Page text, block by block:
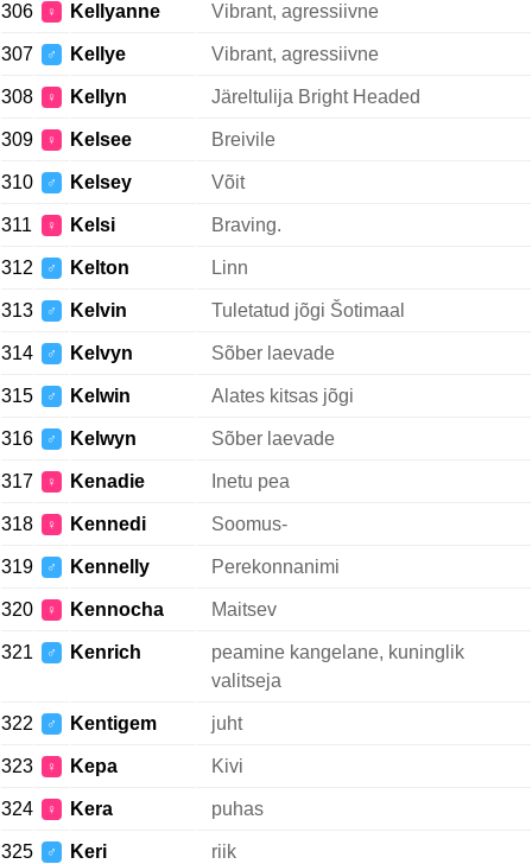
306 ♀ Kellyanne Vibrant, agressiivne
307 ♂ Kellye Vibrant, agressiivne
308 ♀ Kellyn Järeltulija Bright Headed
309 ♀ Kelsee Breivile
310 ♂ Kelsey Võit
311 ♀ Kelsi Braving.
312 ♂ Kelton Linn
313 ♂ Kelvin Tuletatud jõgi Šotimaal
314 ♂ Kelvyn Sõber laevade
315 ♂ Kelwin Alates kitsas jõgi
316 ♂ Kelwyn Sõber laevade
317 ♀ Kenadie Inetu pea
318 ♀ Kennedi Soomus-
319 ♂ Kennelly Perekonnanimi
320 ♀ Kennocha Maitsev
321 ♂ Kenrich
peamine kangelane, kuninglik
valitseja
322 ♂ Kentigem juht
323 ♀ Kepa Kivi
324 ♀ Kera puhas
325 ♂ Keri riik